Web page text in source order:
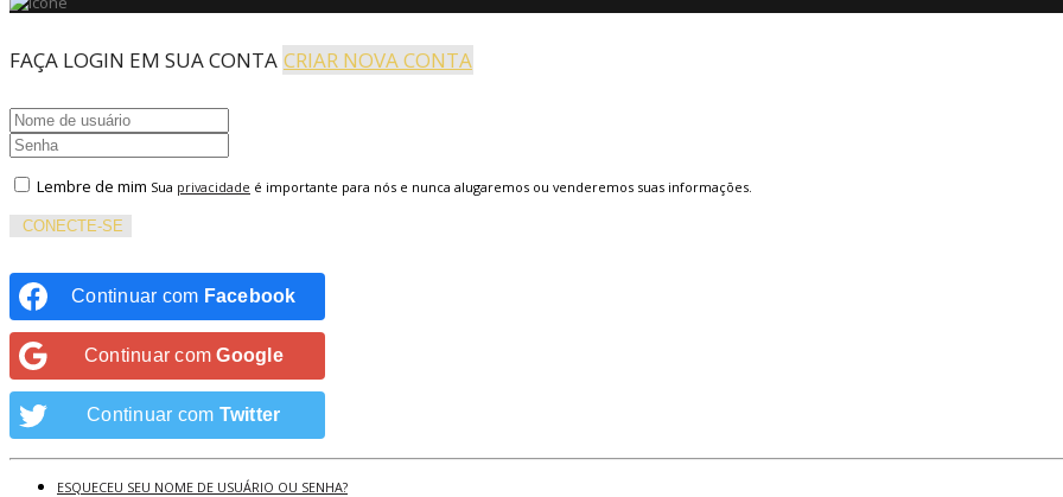
FAÇA LOGIN EM SUA CONTA CRIAR NOVA CONTA
Lembre de mim Sua privacidade é importante para nós e nunca alugaremos ou venderemos suas informações.
CONECTE-SE
Continuar com Facebook
Continuar comGoogle
Continuar com Twitter
ESQUECEU SEU NOME DE USUÁRIO OU SENHA?